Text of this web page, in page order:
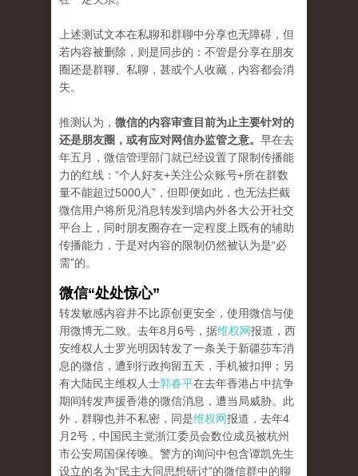
上述测试文本在私聊和群聊中分享也无障碍，但
若内容被删除，则是同步的：不管是分享在朋友
圈还是群聊、私聊，甚或个人收藏，内容都会消
失。
推测认为， 微信的内容审查目前为止主要针对的
还是朋友圈，或有应对网信办监管之意。 早在去
年五月，微信管理部门就已经设置了限制传播能
力的红线：“个人好友+关注公众账号+所在群数
量不能超过5000人”，但即便如此，也无法拦截
微信用户将所见消息转发到墙内外各大公开社交
平台上，同时朋友圈存在一定程度上既有的辅助
传播能力，于是对内容的限制仍然被认为是“必
需”的。
微信“处处惊心”
转发敏感内容并不比原创更安全，使用微信与使
用微博无二致。去年8月6号，据维权网报道，西
安维权人士罗光明因转发了一条关于新疆莎车消
息的微信，遭到行政拘留五天，手机被扣押；另
有大陆民主维权人士郭春平在去年香港占中抗争
期间转发声援香港的微信消息，遭当局威胁。此
外，群聊也并不私密，同是维权网报道，去年4
月2号，中国民主党浙江委员会数位成员被杭州
市公安局国保传唤。警方的询问中包含谭凯先生
设立的名为“民主大同思想研讨”的微信群中的聊